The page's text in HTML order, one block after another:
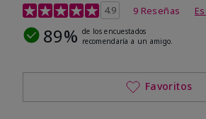
Calificación de clientes de 4,4 de 5
4.9 9 Reseñas
89% de los encuestados
recomendaría a un amigo.
Favoritos